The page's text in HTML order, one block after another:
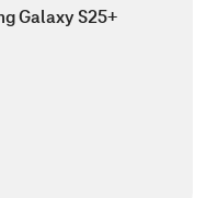
Galaxy S25+